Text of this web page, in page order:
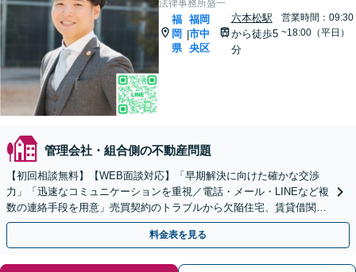
法律事務所盛一
福
岡
県
|
福岡
市中
央区
六本松駅
から徒歩5
分
営業時間：09:30
~18:00（平日）
管理会社・組合側の不動産問題
【初回相談無料】【WEB面談対応】「早期解決に向けた確かな交渉
力」「迅速なコミュニケーションを重視／電話・メール・LINEなど複
数の連絡手段を用意」売買契約のトラブルから欠陥住宅、賃貸借関係
まで、さまざまな問題に対応【休日・夜間相談可】
料金表を見る